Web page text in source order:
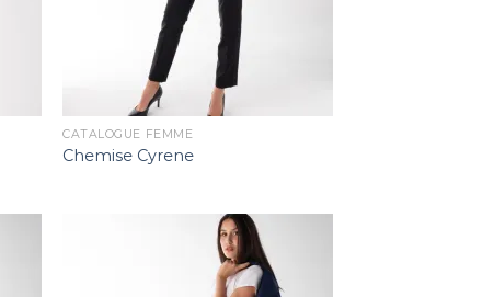
CATALOGUE FEMME
Chemise Cyrene